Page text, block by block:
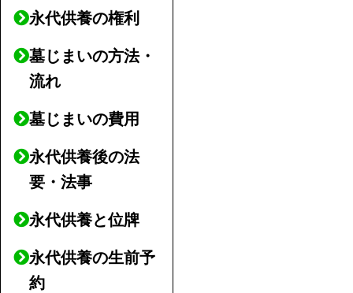
永代供養の権利
墓じまいの方法・
流れ
墓じまいの費用
永代供養後の法
要・法事
永代供養と位牌
永代供養の生前予
約